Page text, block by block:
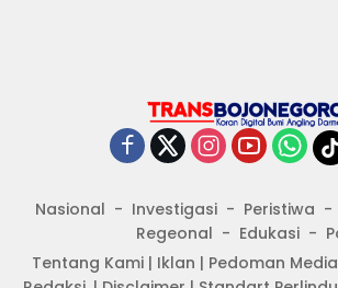
Nasional Investigasi Peristiwa
Regeonal
Edukasi
Tentang Kami| Iklan | Pedoman